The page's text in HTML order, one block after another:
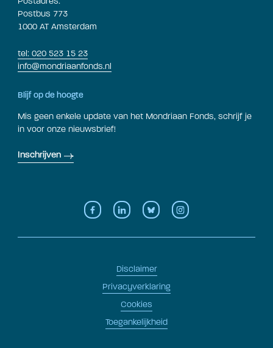
Postbus 773
1000 AT Amsterdam
tel: 020 523 15 23
info@mondriaanfonds.nl
Blijf op de hoogte
Mis geen enkele update van het Mondriaan Fonds, schrijf je
in voor onze nieuwsbrief!
Inschrijven
Disclaimer
Privacyverklaring
Cookies
Toegankelijkheid